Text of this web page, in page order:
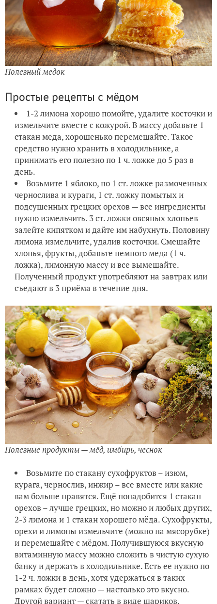
Полезный медок
Простые рецепты с мёдом
1-2 лимона хорошо помойте, удалите косточки и
измельчите вместе с кожурой. В массу добавьте 1
стакан меда, хорошенько перемешайте. Такое
средство нужно хранить в холодильнике, а
принимать его полезно по 1 ч. ложке до 5 раз в
день.
Возьмите 1 яблоко, по 1 ст. ложке размоченных
чернослива и кураги, 1 ст. ложку помытых и
подсушенных грецких орехов — все ингредиенты
нужно измельчить. 3 ст. ложки овсяных хлопьев
залейте кипятком и дайте им набухнуть. Половину
лимона измельчите, удалив косточки. Смешайте
хлопья, фрукты, добавьте немного меда (1 ч.
ложка), лимонную массу и все вымешайте.
Полученный продукт употребляют на завтрак или
съедают в 3 приёма в течение дня.
Полезные продукты — мёд, имбирь, чеснок
Возьмите по стакану сухофруктов – изюм,
курага, чернослив, инжир – все вместе или какие
вам больше нравятся. Ещё понадобится 1 стакан
орехов – лучше грецких, но можно и любых других,
2-3 лимона и 1 стакан хорошего мёда. Сухофрукты,
орехи и лимоны измельчите (можно на мясорубке)
и перемешайте с мёдом. Получившуюся вкусную
витаминную массу можно сложить в чистую сухую
банку и держать в холодильнике. Есть ее нужно по
1-2 ч. ложки в день, хотя удержаться в таких
рамках будет сложно — настолько это вкусно.
Другой вариант — скатать в виде шариков,